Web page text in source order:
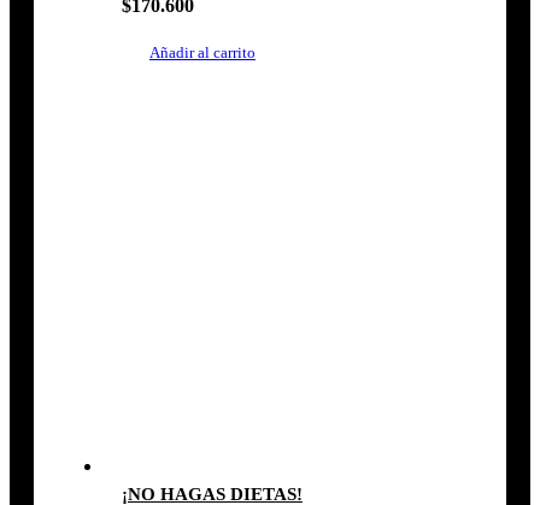
$170.600
Añadir al carrito
¡NO HAGAS DIETAS!